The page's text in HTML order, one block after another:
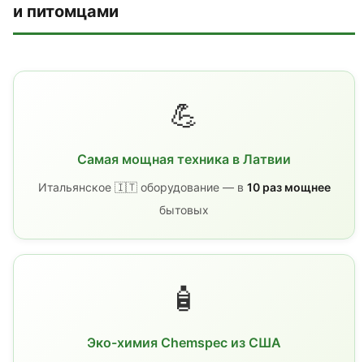
и питомцами
💪
Самая мощная техника в Латвии
Итальянское 🇮🇹 оборудование — в 10 раз мощнее
бытовых
🧴
Эко-химия Chemspec из США